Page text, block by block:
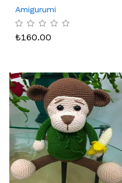
Amigurumi
₺160.00